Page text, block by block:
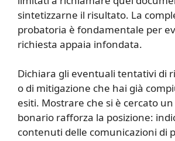
sintetizzarne il risultato. La
probatoria è fondamentale per
richiesta appaia infondata.
Dichiara gli eventuali tentativi di
o di mitigazione che hai già
esiti. Mostrare che si è cercato
bonario rafforza la posizione:
contenuti delle comunicazioni di